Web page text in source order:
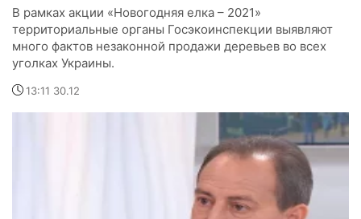
В рамках акции «Новогодняя елка – 2021»
территориальные органы Госэкоинспекции выявляют
много фактов незаконной продажи деревьев во всех
уголках Украины.
13:11 30.12